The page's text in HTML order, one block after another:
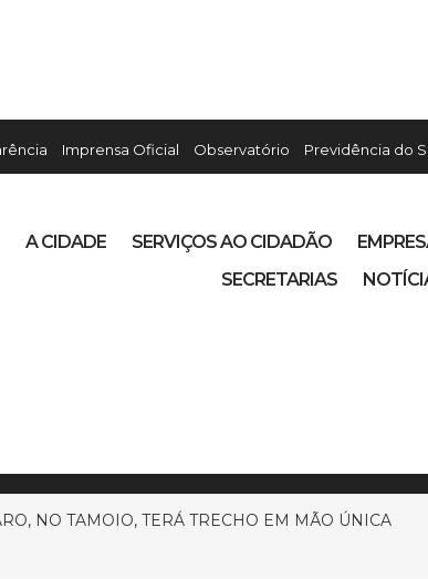
Imprensa Oficial Observatório Previdência do
A CIDADE SERVIÇOS AO CIDADÃO
SECRETARIAS
NO TAMOIO, TERÁ TRECHO EM MÃO ÚNICA